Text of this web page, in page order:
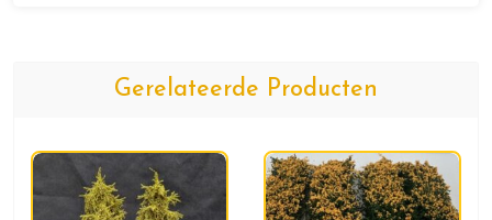
Gerelateerde Producten